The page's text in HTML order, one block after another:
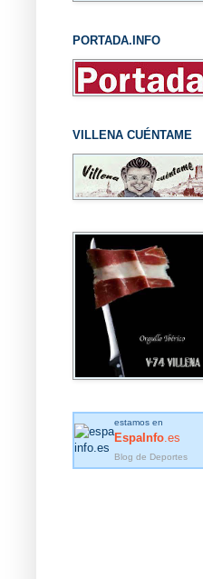
PORTADA.INFO
VILLENA CUÉNTAME
estamos en
EspaInfo .es
Blog de Deportes